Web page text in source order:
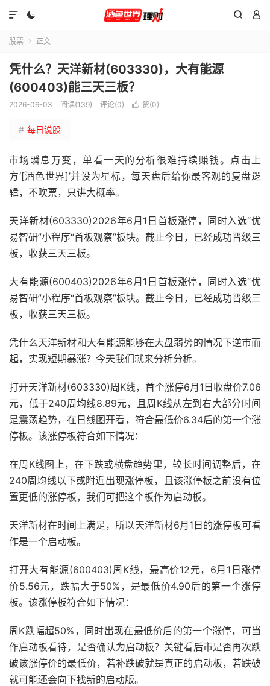
  

股票  正文
凭什么？天洋新材(603330)，大有能源
(600403)能三天三板？
2026-06-03 阅读(139) 评论(0)  赞(0)
# 每日说股
市场瞬息万变，单看一天的分析很难持续赚钱。点击上
方‘[酒色世界]’并设为星标，每天盘后给你最客观的复盘逻
辑，不吹票，只讲大概率。
天洋新材(603330)2026年6月1日首板涨停，同时入选“优
易智研”小程序“首板观察”板块。截止今日，已经成功晋级三
板，收获三天三板。
大有能源(600403)2026年6月1日首板涨停，同时入选“优
易智研”小程序“首板观察”板块。截止今日，已经成功晋级三
板，收获三天三板。
凭什么天洋新材和大有能源能够在大盘弱势的情况下逆市而
起，实现短期暴涨？今天我们就来分析分析。
打开天洋新材(603330)周K线，首个涨停6月1日收盘价7.06
元，低于240周均线8.89元，且周K线从左到右大部分时间
是震荡趋势，在日线图开看，符合最低价6.34后的第一个涨
停板。该涨停板符合如下情况：
在周K线图上，在下跌或横盘趋势里，较长时间调整后，在
240周均线以下或附近出现涨停板，且该涨停板之前没有位
置更低的涨停板，我们可把这个板作为启动板。
天洋新材在时间上满足，所以天洋新材6月1日的涨停板可看
作是一个启动板。
打开大有能源(600403)周K线，最高价12元，6月1日涨停
价5.56元，跌幅大于50%，是最低价4.90后的第一个涨停
板。该涨停板符合如下情况：
周K跌幅超50%，同时出现在最低价后的第一个涨停，可当
作启动板看待，是否确认为启动板？关键看后市是否再次跌
破该涨停价的最低价，若补跌破就是真正的启动板，若跌破
就可能还会向下找新的启动版。